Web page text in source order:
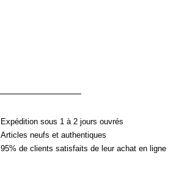
Expédition sous 1 à 2 jours ouvrés
Articles neufs et authentiques
95% de clients satisfaits de leur achat en ligne